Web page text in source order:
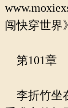
闯快穿世界
第101章
李折竹坐